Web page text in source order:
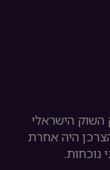
הישראלי
היה אחרת